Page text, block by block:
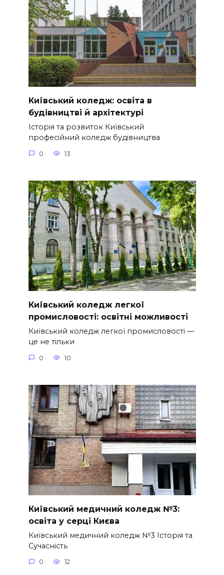
Київський коледж: освіта в
будівництві й архітектурі
Історія та розвиток Київський
професійний коледж будівництва
0 13
Київський коледж легкої
промисловості: освітні можливості
Київський коледж легкої промисловості —
це не тільки
0 10
Київський медичний коледж №3:
освіта у серці Києва
Київський медичний коледж №3 Історія та
Сучасність
0 12